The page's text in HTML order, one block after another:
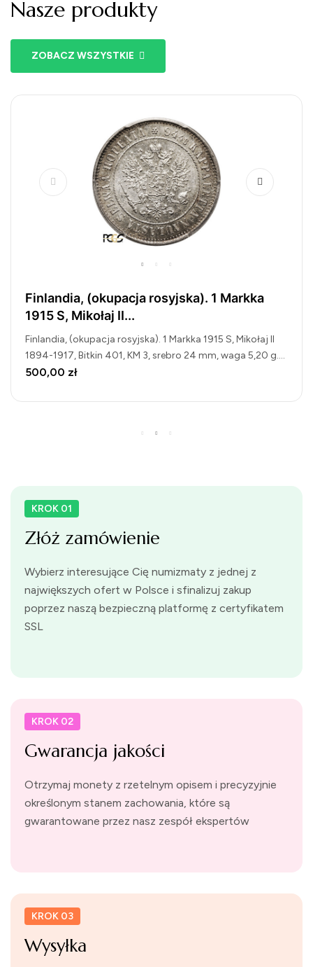
Nasze produkty
ZOBACZ WSZYSTKIE
Azory. 100 Escudos 1991, 100. rocznica
śmierci poety Antero de Quental
Azory. 100 Escudos 1991, 100. rocznica śmierci poety
Antero de Quental, KM 46, Cu-Ni 32 mm, waga 15 g., stan
zachowania 1-
40,00 zł
KROK 01
Złóż zamówienie
Wybierz interesujące Cię numizmaty z jednej z
największych ofert w Polsce i sfinalizuj zakup
poprzez naszą bezpieczną platformę z certyfikatem
SSL
KROK 02
Gwarancja jakości
Otrzymaj monety z rzetelnym opisem i precyzyjnie
określonym stanem zachowania, które są
gwarantowane przez nasz zespół ekspertów
KROK 03
Wysyłka